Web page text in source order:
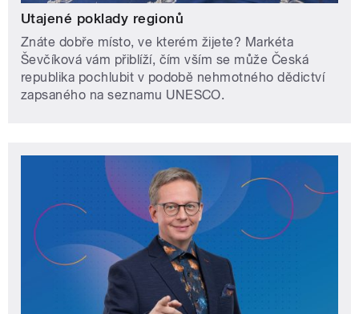
Utajené poklady regionů
Znáte dobře místo, ve kterém žijete? Markéta
Ševčíková vám přiblíží, čím vším se může Česká
republika pochlubit v podobě nehmotného dědictví
zapsaného na seznamu UNESCO.